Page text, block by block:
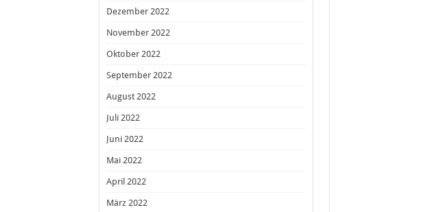
Dezember 2022
November 2022
Oktober 2022
September 2022
August 2022
Juli 2022
Juni 2022
Mai 2022
April 2022
März 2022